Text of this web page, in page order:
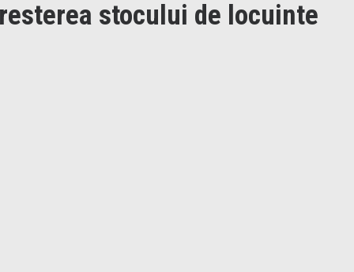
stocului de locuinte